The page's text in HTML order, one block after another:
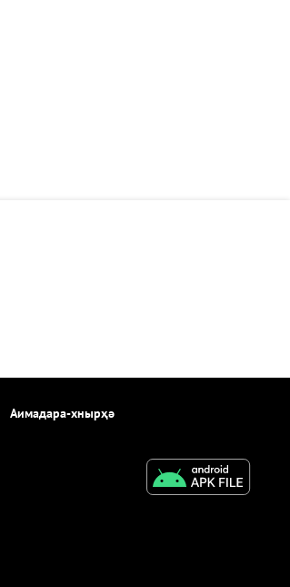
Аимадара-хнырҳә